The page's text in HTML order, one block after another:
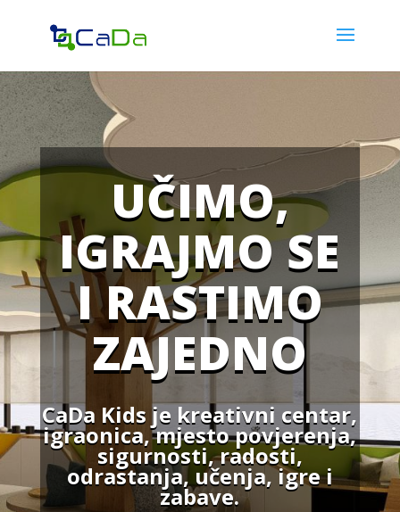
UČIMO,
IGRAJMO SE
I RASTIMO
ZAJEDNO
CaDa Kids je kreativni centar,
igraonica, mjesto povjerenja,
sigurnosti, radosti,
odrastanja, učenja, igre i
zabave.